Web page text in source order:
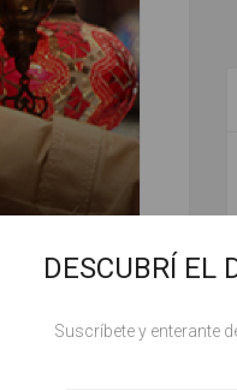
DESCUBRÍ EL
Suscríbete y enterante